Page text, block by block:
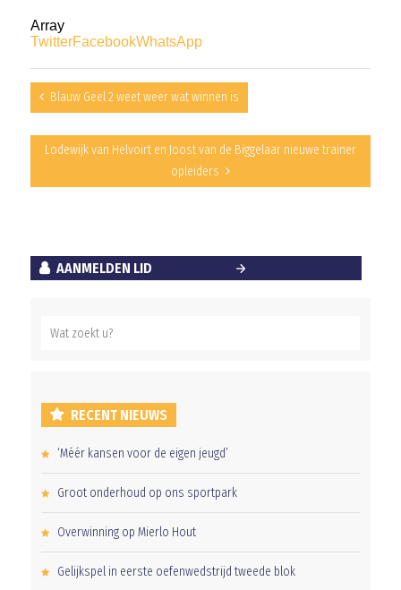
Array
TwitterFacebookWhatsApp
Blauw Geel 2 weet weer wat winnen is
Lodewijk van Helvoirt en Joost van de Biggelaar nieuwe trainer
opleiders
AANMELDEN LID
RECENT NIEUWS
‘Méér kansen voor de eigen jeugd’
Groot onderhoud op ons sportpark
Overwinning op Mierlo Hout
Gelijkspel in eerste oefenwedstrijd tweede blok